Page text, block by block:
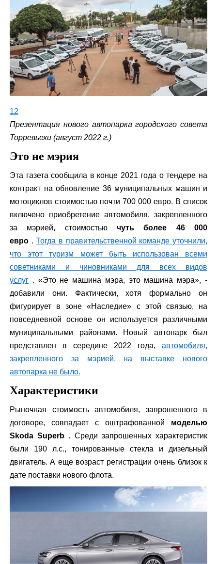
12
Презентация нового автопарка городского совета
Торревьехи (август 2022 г.)
Это не мэрия
Эта газета сообщила в конце 2021 года о тендере на
контракт на обновление 36 муниципальных машин и
мотоциклов стоимостью почти 700 000 евро. В список
включено приобретение автомобиля, закрепленного
за мэрией, стоимостью чуть более 46 000
евро .Тогда в правительственной команде уточнили,
что этот туризм может быть использован всеми
советниками и чиновниками для всех видов
услуг . «Это не машина мэра, это машина мэра», -
добавили они. Фактически, хотя формально он
фигурирует в зоне «Наследие» с этой связью, на
повседневной основе он используется различными
муниципальными районами. Новый автопарк был
представлен в середине 2022 года, автомобиля,
закрепленного за мэрией, на выставке нового
автопарка не было.
Характеристики
Рыночная стоимость автомобиля, запрошенного в
договоре, совпадает с оштрафованной моделью
Skoda Superb . Среди запрошенных характеристик
были 190 л.с., тонированные стекла и дизельный
двигатель. А еще возраст регистрации очень близок к
дате поставки нового флота.